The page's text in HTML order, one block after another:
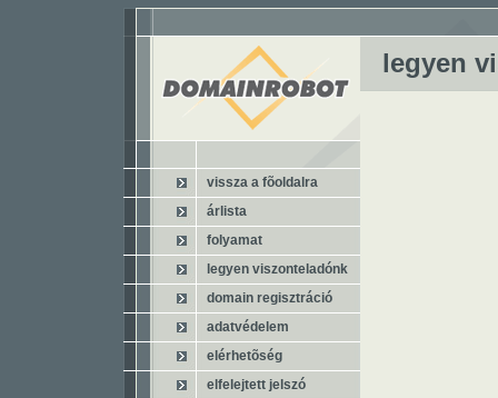
vissza a fõoldalra
árlista
folyamat
legyen viszonteladónk
domain regisztráció
adatvédelem
elérhetõség
elfelejtett jelszó
legyen